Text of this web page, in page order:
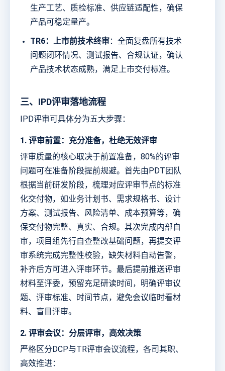
生产工艺、质检标准、供应链适配性，确保
产品可稳定量产。
TR6：上市前技术终审：全面复盘所有技术
问题闭环情况、测试报告、合规认证，确认
产品技术状态成熟，满足上市交付标准。
三、IPD评审落地流程
IPD评审可具体分为五大步骤：
1. 评审前置：充分准备，杜绝无效评审
评审质量的核心取决于前置准备，80%的评审
问题可在准备阶段提前规避。首先由PDT团队
根据当前研发阶段，梳理对应评审节点的标准
化交付物，如业务计划书、需求规格书、设计
方案、测试报告、风险清单、成本预算等，确
保交付物完整、真实、合规。其次完成内部自
审，项目组先行自查整改基础问题，再提交评
审系统完成完整性校验，缺失材料自动告警，
补齐后方可进入评审环节。最后提前推送评审
材料至评委，预留充足研读时间，明确评审议
题、评审标准、时间节点，避免会议临时看材
料、盲目评审。
2. 评审会议：分层评审，高效决策
严格区分DCP与TR评审会议流程，各司其职、
高效推进：